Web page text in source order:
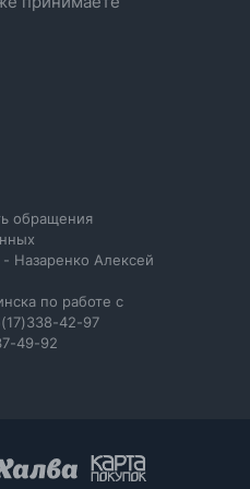
обращения
Назаренко Алексей
по работе с
42-97
49-92